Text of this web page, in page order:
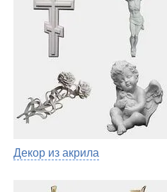
Декор из акрила